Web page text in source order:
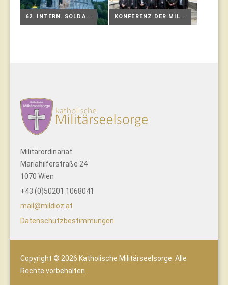
62. INTERN. SOLDA... KONFERENZ DER MIL...
Militärordinariat
Mariahilferstraße 24
1070 Wien
+43 (0)50201 1068041
mail@mildioz.at
Datenschutzbestimmungen
Copyright © 2026 Katholische Militärseelsorge. Alle
Rechte vorbehalten.